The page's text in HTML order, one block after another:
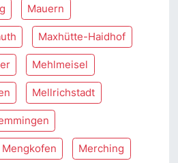
Mauern
Maxhütte-Haidhof
Mehlmeisel
Mellrichstadt
Mengkofen Merching